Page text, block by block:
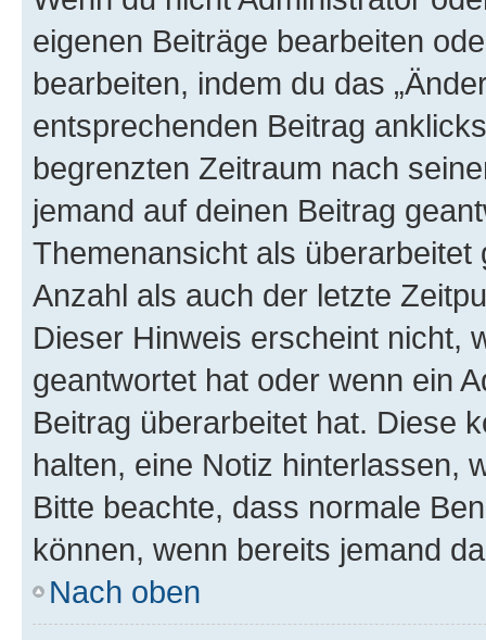
eigenen Beiträge bearbeiten
bearbeiten, indem du das
entsprechenden Beitrag
begrenzten Zeitraum nach
jemand auf deinen Beitrag
Themenansicht als
Anzahl als auch der letzte
Dieser Hinweis erscheint nicht,
geantwortet hat oder wenn ein
Beitrag überarbeitet hat. Diese
halten, eine Notiz hinterlassen,
Bitte beachte, dass normale
können, wenn bereits jemand
Nach oben